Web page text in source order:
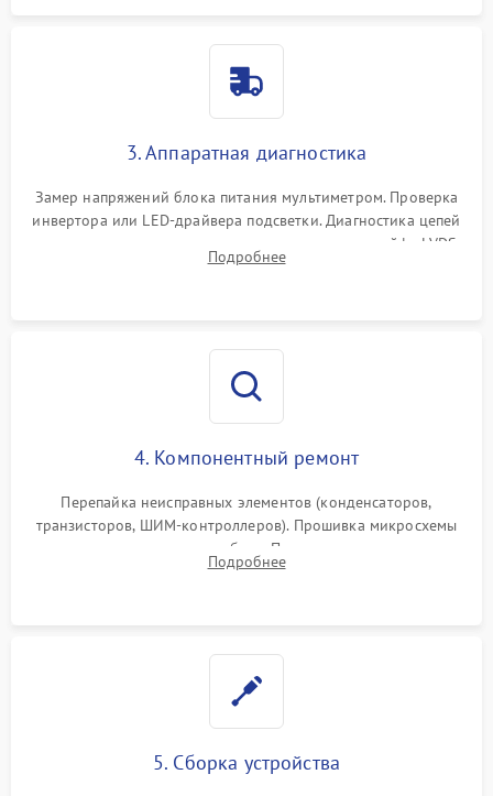
3. Аппаратная диагностика
Замер напряжений блока питания мультиметром. Проверка
инвертора или LED-драйвера подсветки. Диагностика цепей
питания скалера и тестирование сигналов на шлейфе LVDS
Подробнее
4. Компонентный ремонт
Перепайка неисправных элементов (конденсаторов,
транзисторов, ШИМ-контроллеров). Прошивка микросхемы
памяти при программных сбоях. При поломке подсветки —
разборка матрицы и замена выгоревших светодиодов.
Подробнее
5. Сборка устройства